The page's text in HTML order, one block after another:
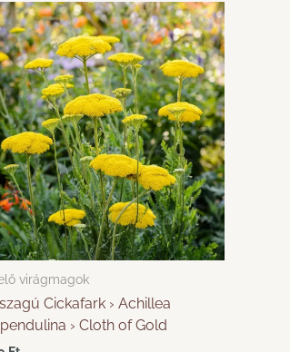
virágmagok
Cickafark › Achillea
› Cloth of Gold